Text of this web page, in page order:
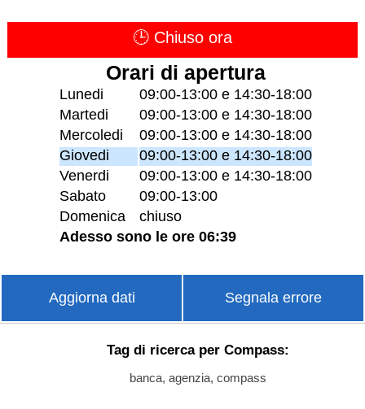
🕒 Chiuso ora
Orari di apertura
Lunedi
09:00-13:00 e 14:30-18:00
Martedi
09:00-13:00 e 14:30-18:00
Mercoledi
09:00-13:00 e 14:30-18:00
Giovedi
09:00-13:00 e 14:30-18:00
Venerdi
09:00-13:00 e 14:30-18:00
Sabato
09:00-13:00
Domenica
chiuso
Adesso sono le ore 06:39
Aggiorna dati Segnala errore
Tag di ricerca per Compass:
banca, agenzia, compass